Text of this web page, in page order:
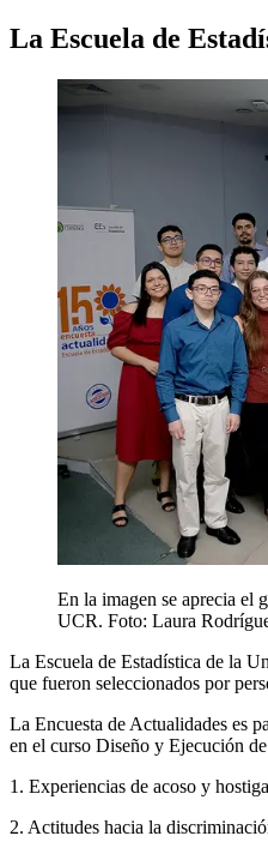
La Escuela de
En la imagen se aprecia el
UCR. Foto: Laura
La Escuela de Estadística de la
que fueron seleccionados por
La Encuesta de Actualidades es
en el curso Diseño y Ejecución
1. Experiencias de acoso y
2. Actitudes hacia la